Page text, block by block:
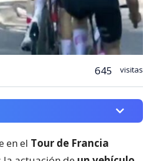
645 visitas
en el Tour de Francia